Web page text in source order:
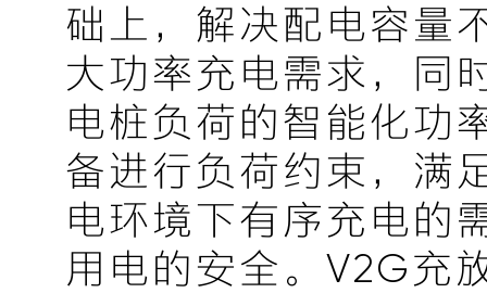
础上，解决配电容量
大功率充电需求，同
电桩负荷的智能化功
备进行负荷约束，满
电环境下有序充电的
用电的安全。V2G充